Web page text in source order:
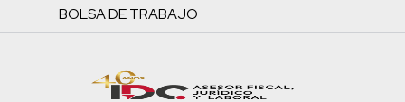
BOLSA DE TRABAJO